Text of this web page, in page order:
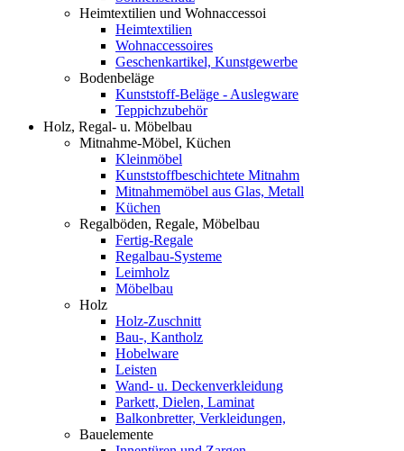
Heimtextilien und Wohnaccessoi
Heimtextilien
Wohnaccessoires
Geschenkartikel, Kunstgewerbe
Bodenbeläge
Kunststoff-Beläge - Auslegware
Teppichzubehör
Holz, Regal- u. Möbelbau
Mitnahme-Möbel, Küchen
Kleinmöbel
Kunststoffbeschichtete Mitnahm
Mitnahmemöbel aus Glas, Metall
Küchen
Regalböden, Regale, Möbelbau
Fertig-Regale
Regalbau-Systeme
Leimholz
Möbelbau
Holz
Holz-Zuschnitt
Bau-, Kantholz
Hobelware
Leisten
Wand- u. Deckenverkleidung
Parkett, Dielen, Laminat
Balkonbretter, Verkleidungen,
Bauelemente